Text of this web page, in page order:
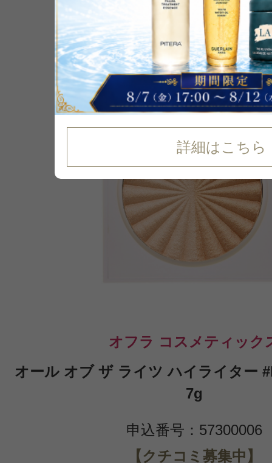
詳細はこちら
残り2点
オフラ コスメティック
オール オブ ザ ライツ ハイライター
7g
申込番号：57300006
【クチコミ募集中】